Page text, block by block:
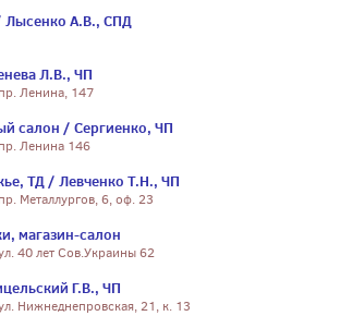
Лысенко А.В., СПД
Л.В., ЧП
Ленина, 147
салон / Сергиенко, ЧП
Ленина 146
ТД / Левченко Т.Н., ЧП
Металлургов, 6, оф. 23
магазин-салон
40 лет Сов.Украины 62
Г.В., ЧП
Нижнеднепровская, 21, к. 13